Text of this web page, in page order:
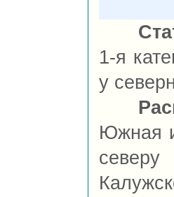
1-я
у
Южная